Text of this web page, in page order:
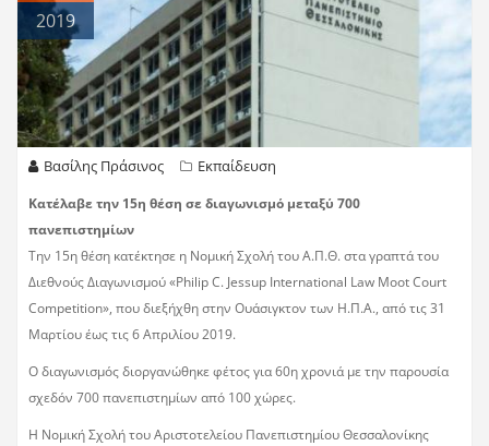
2019
Βασίλης Πράσινος Εκπαίδευση
Κατέλαβε την 15η θέση σε διαγωνισμό μεταξύ 700
πανεπιστημίων
Την 15η θέση κατέκτησε η Νομική Σχολή του Α.Π.Θ. στα γραπτά του
Διεθνούς Διαγωνισμού «Philip C. Jessup International Law Moot Court
Competition», που διεξήχθη στην Ουάσιγκτον των Η.Π.Α., από τις 31
Μαρτίου έως τις 6 Απριλίου 2019.
Ο διαγωνισμός διοργανώθηκε φέτος για 60η χρονιά με την παρουσία
σχεδόν 700 πανεπιστημίων από 100 χώρες.
Η Νομική Σχολή του Αριστοτελείου Πανεπιστημίου Θεσσαλονίκης